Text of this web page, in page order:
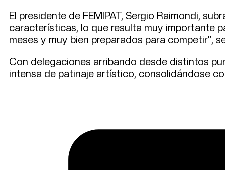
El presidente de FEMIPAT, Sergio Raimondi,
características, lo que resulta muy importante
meses y muy bien preparados para competir”,
Con delegaciones arribando desde distintos
intensa de patinaje artístico, consolidándose